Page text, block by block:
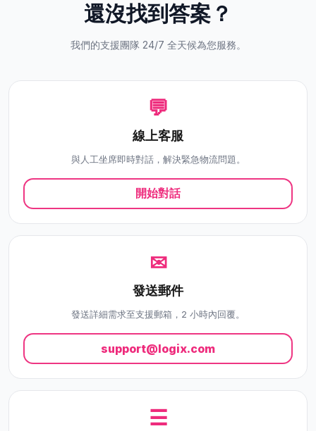
還沒找到答案？
我們的支援團隊 24/7 全天候為您服務。
💬
線上客服
與人工坐席即時對話，解決緊急物流問題。
開始對話
✉
發送郵件
發送詳細需求至支援郵箱，2 小時內回覆。
support@logix.com
☰